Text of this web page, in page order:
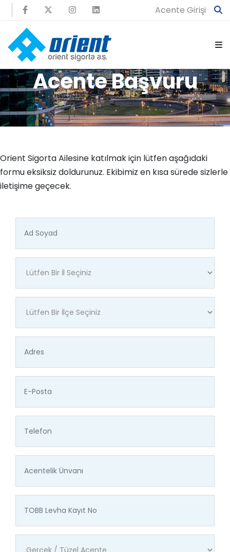
Acente Girişi
Acente Başvuru
Orient Sigorta Ailesine katılmak için lütfen aşağıdaki
formu eksiksiz doldurunuz. Ekibimiz en kısa sürede sizlerle
iletişime geçecek.